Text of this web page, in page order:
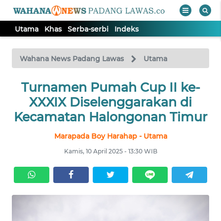
Utama Khas Serba-serbi Indeks
Wahana News Padang Lawas Utama
Turnamen Pumah Cup II ke-
XXXIX Diselenggarakan di
Kecamatan Halongonan Timur
Marapada Boy Harahap - Utama
Kamis, 10 April 2025 - 13:30 WIB
TV
Tutup
UTAMA
KHAS
Informasi